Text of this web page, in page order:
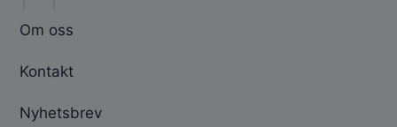
Om oss
Kontakt
Nyhetsbrev